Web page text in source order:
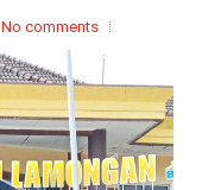
No comments